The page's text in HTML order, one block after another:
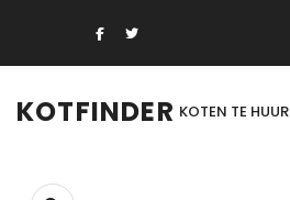
KOTFINDER KOTEN TE HUUR